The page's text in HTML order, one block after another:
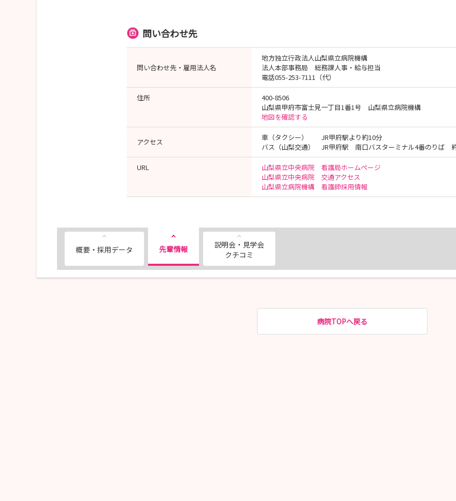
問い合わせ先
問い合わせ先・雇用法人名
地方独立行政法人山梨県立病院機構
法人本部事務局 総務課人事・給与担当
電話055-253-7111（代）
住所
400-8506
山梨県甲府市富士見一丁目1番1号 山梨県立病院機構
地図を確認する
アクセス
車（タクシー） JR甲府駅より約10分
バス（山梨交通） JR甲府駅 南口バスターミナル4番のりば
URL
山梨県立中央病院 看護局ホームページ
山梨県立中央病院 交通アクセス
山梨県立病院機構 看護師採用情報
概要・採用データ 先輩情報
説明会・見学会
クチコミ
病院TOPへ戻る